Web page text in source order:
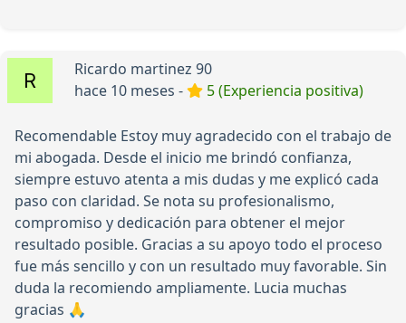
Ricardo martinez 90
hace 10 meses -
5 (Experiencia positiva)
Recomendable Estoy muy agradecido con el trabajo de
mi abogada. Desde el inicio me brindó confianza,
siempre estuvo atenta a mis dudas y me explicó cada
paso con claridad. Se nota su profesionalismo,
compromiso y dedicación para obtener el mejor
resultado posible. Gracias a su apoyo todo el proceso
fue más sencillo y con un resultado muy favorable. Sin
duda la recomiendo ampliamente. Lucia muchas
gracias 🙏